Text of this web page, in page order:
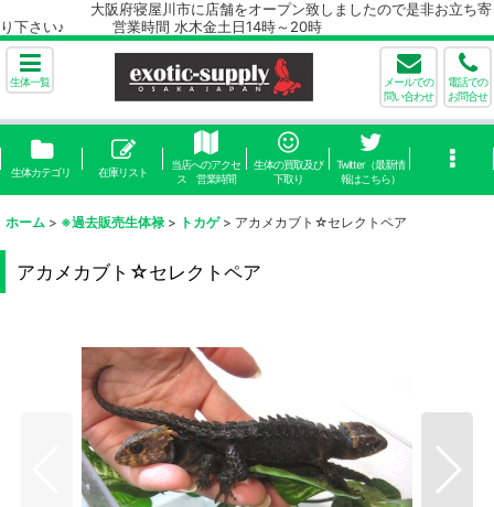
大阪府寝屋川市に店舗をオープン致しましたので是非お立ち寄
り下さい♪ 営業時間 水木金土日14時～20時
生体一覧
メールでの
問い合わせ
電話での
お問合せ
生体カテゴリ 在庫リスト
当店へのアクセ
ス 営業時間
生体の買取及び
下取り
Twitter（最新情
報はこちら）
ホーム > ※過去販売生体禄 > トカゲ > アカメカブト☆セレクトペア
アカメカブト☆セレクトペア